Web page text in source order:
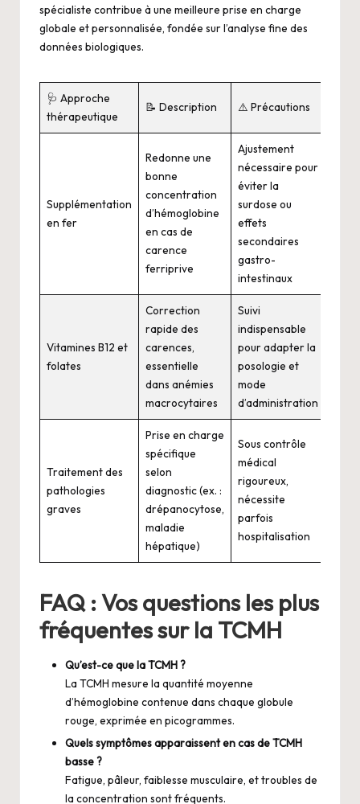
spécialiste contribue à une meilleure prise en charge
globale et personnalisée, fondée sur l’analyse fine des
données biologiques.
🩺 Approche
thérapeutique
📝 Description ⚠️ Précautions
Supplémentation
en fer
Redonne une
bonne
concentration
d’hémoglobine
en cas de
carence
ferriprive
Ajustement
nécessaire pour
éviter la
surdose ou
effets
secondaires
gastro-
intestinaux
Vitamines B12 et
folates
Correction
rapide des
carences,
essentielle
dans anémies
macrocytaires
Suivi
indispensable
pour adapter la
posologie et
mode
d’administration
Traitement des
pathologies
graves
Prise en charge
spécifique
selon
diagnostic (ex. :
drépanocytose,
maladie
hépatique)
Sous contrôle
médical
rigoureux,
nécessite
parfois
hospitalisation
FAQ : Vos questions les plus
fréquentes sur la TCMH
Qu’est-ce que la TCMH ?
La TCMH mesure la quantité moyenne
d’hémoglobine contenue dans chaque globule
rouge, exprimée en picogrammes.
Quels symptômes apparaissent en cas de TCMH
basse ?
Fatigue, pâleur, faiblesse musculaire, et troubles de
la concentration sont fréquents.